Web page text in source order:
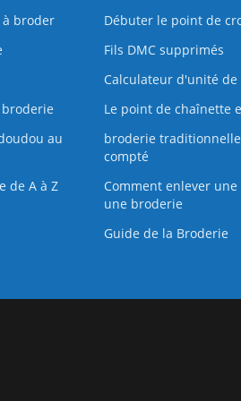
broder
Débuter le point de
Fils DMC supprimés
Calculateur d'unité de
Le point de chaînette
au
broderie traditionnelle
compté
de A à Z
Comment enlever
une broderie
Guide de la Broderie